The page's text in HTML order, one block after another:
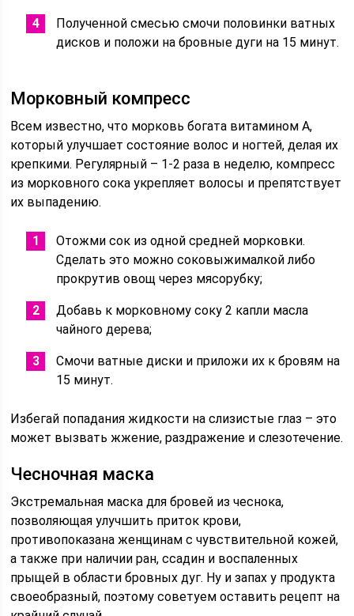
Полученной смесью смочи половинки ватных
дисков и положи на бровные дуги на 15 минут.
Морковный компресс
Всем известно, что морковь богата витамином A,
который улучшает состояние волос и ногтей, делая их
крепкими. Регулярный – 1-2 раза в неделю, компресс
из морковного сока укрепляет волосы и препятствует
их выпадению.
Отожми сок из одной средней морковки.
Сделать это можно соковыжималкой либо
прокрутив овощ через мясорубку;
Добавь к морковному соку 2 капли масла
чайного дерева;
Смочи ватные диски и приложи их к бровям на
15 минут.
Избегай попадания жидкости на слизистые глаз – это
может вызвать жжение, раздражение и слезотечение.
Чесночная маска
Экстремальная маска для бровей из чеснока,
позволяющая улучшить приток крови,
противопоказана женщинам с чувствительной кожей,
а также при наличии ран, ссадин и воспаленных
прыщей в области бровных дуг. Ну и запах у продукта
своеобразный, поэтому советуем оставить рецепт на